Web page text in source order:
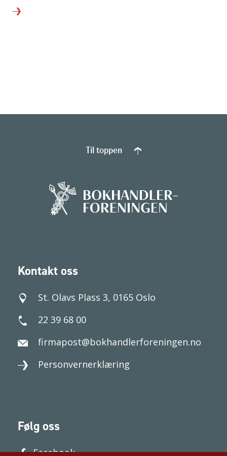
Kontakt oss
St. Olavs Plass 3, 0165 Oslo
22 39 68 00
firmapost@bokhandlerforeningen.no
Personvernerklæring
Følg oss
Facebook
Til toppen